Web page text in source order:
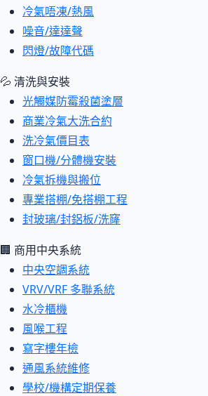
冷氣唔凍/熱風
噪音/達達聲
閃燈/故障代碼
💦 清洗與安裝
光觸媒防霉殺菌塗層
商業冷氣大洗合約
洗冷氣價目表
窗口機/分體機安裝
冷氣拆機與搬位
專業搭棚/免搭棚工程
封玻璃/封鋁板/洗窿
🏢 商用中央系統
中央空調系統
VRV/VRF 多聯系統
水冷櫃機
風喉工程
寫字樓年檢
通風系統維修
學校/機構定期保養